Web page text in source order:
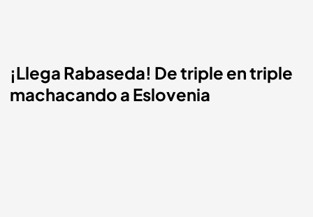
¡Llega Rabaseda! De triple en triple
machacando a Eslovenia